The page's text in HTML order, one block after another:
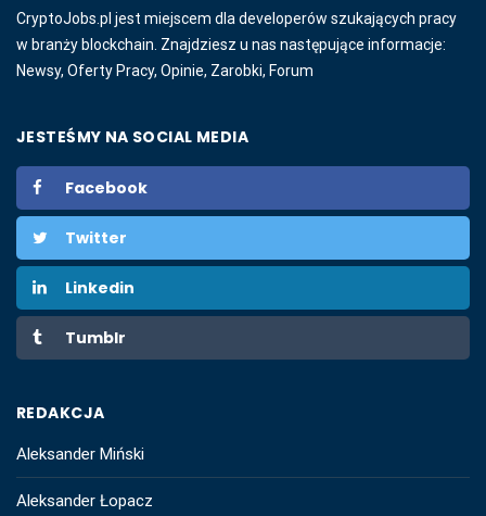
CryptoJobs.pl jest miejscem dla developerów szukających pracy
w branży blockchain. Znajdziesz u nas następujące informacje:
Newsy, Oferty Pracy, Opinie, Zarobki, Forum
JESTEŚMY NA SOCIAL MEDIA
Facebook
Twitter
Linkedin
Tumblr
REDAKCJA
Aleksander Miński
Aleksander Łopacz